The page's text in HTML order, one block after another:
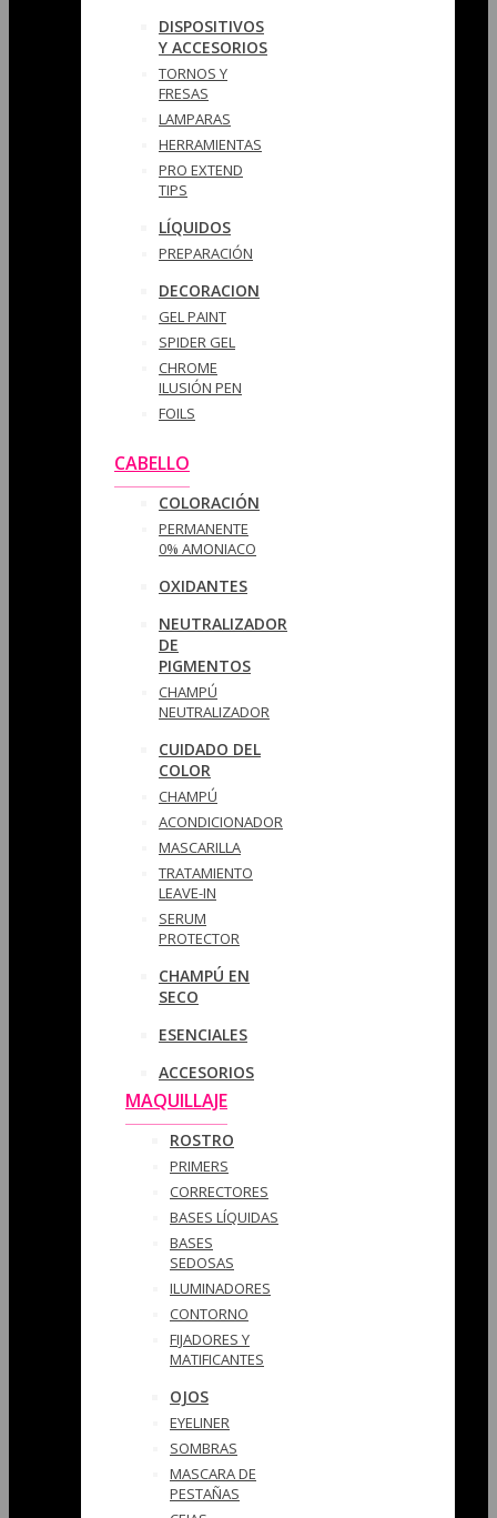
DISPOSITIVOS
Y ACCESORIOS
TORNOS Y
FRESAS
LAMPARAS
HERRAMIENTAS
PRO EXTEND
TIPS
LÍQUIDOS
PREPARACIÓN
DECORACION
GEL PAINT
SPIDER GEL
CHROME
ILUSIÓN PEN
FOILS
CABELLO
COLORACIÓN
PERMANENTE
0% AMONIACO
OXIDANTES
NEUTRALIZADOR
DE
PIGMENTOS
CHAMPÚ
NEUTRALIZADOR
CUIDADO DEL
COLOR
CHAMPÚ
ACONDICIONADOR
MASCARILLA
TRATAMIENTO
LEAVE-IN
SERUM
PROTECTOR
CHAMPÚ EN
SECO
ESENCIALES
ACCESORIOS
MAQUILLAJE
ROSTRO
PRIMERS
CORRECTORES
BASES LÍQUIDAS
BASES
SEDOSAS
ILUMINADORES
CONTORNO
FIJADORES Y
MATIFICANTES
OJOS
EYELINER
SOMBRAS
MASCARA DE
PESTAÑAS